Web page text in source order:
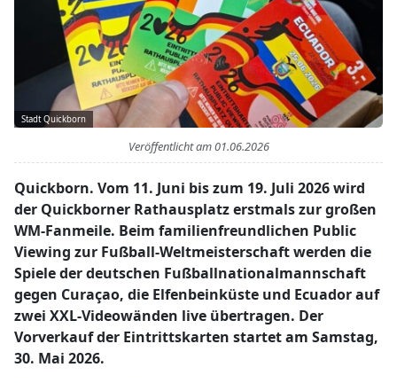
Stadt Quickborn
Veröffentlicht am01.06.2026
Quickborn. Vom 11. Juni bis zum 19. Juli 2026 wird
der Quickborner Rathausplatz erstmals zur großen
WM-Fanmeile. Beim familienfreundlichen Public
Viewing zur Fußball-Weltmeisterschaft werden die
Spiele der deutschen Fußballnationalmannschaft
gegen Curaçao, die Elfenbeinküste und Ecuador auf
zwei XXL-Videowänden live übertragen. Der
Vorverkauf der Eintrittskarten startet am Samstag,
30. Mai 2026.